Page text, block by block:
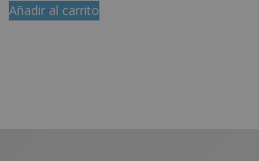
Añadir al carrito